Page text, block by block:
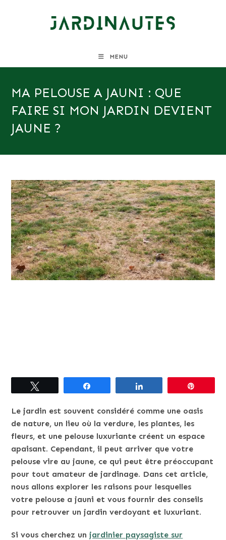
MENU
MA PELOUSE A JAUNI : QUE
FAIRE SI MON JARDIN DEVIENT
JAUNE ?
Le jardin est souvent considéré comme une oasis
de nature, un lieu où la verdure, les plantes, les
fleurs, et une pelouse luxuriante créent un espace
apaisant. Cependant, il peut arriver que votre
pelouse vire au jaune, ce qui peut être préoccupant
pour tout amateur de jardinage. Dans cet article,
nous allons explorer les raisons pour lesquelles
votre pelouse a jauni et vous fournir des conseils
pour retrouver un jardin verdoyant et luxuriant.
Si vous cherchez unjardinier paysagiste sur